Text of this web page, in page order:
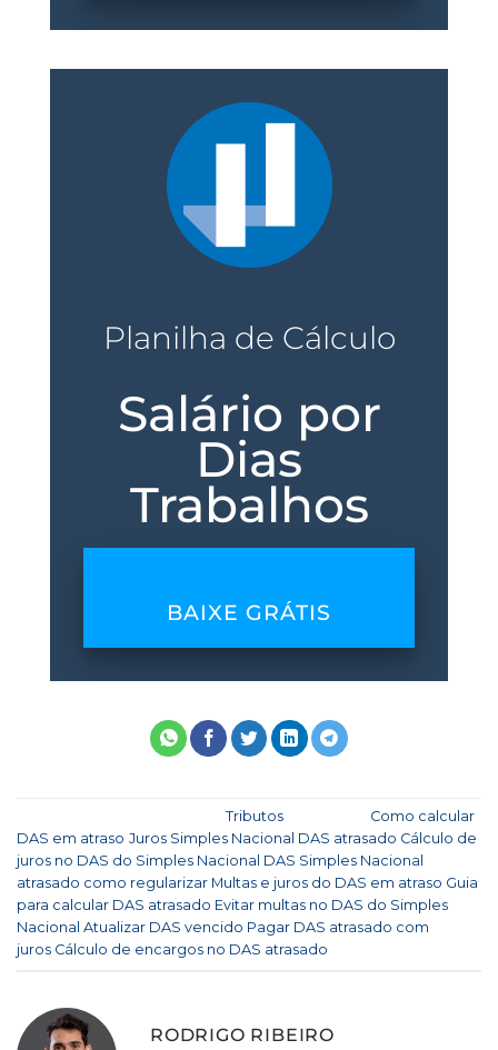
Planilha de Cálculo
Salário por
Dias
Trabalhos
BAIXE GRÁTIS
Tributos
Como calcular
DAS em atraso Juros Simples Nacional DAS atrasado Cálculo de
juros no DAS do Simples Nacional DAS Simples Nacional
atrasado como regularizar Multas e juros do DAS em atraso Guia
para calcular DAS atrasado Evitar multas no DAS do Simples
Nacional Atualizar DAS vencido Pagar DAS atrasado com
juros Cálculo de encargos no DAS atrasado
RODRIGO RIBEIRO